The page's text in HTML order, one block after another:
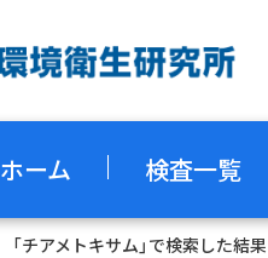
ホーム 検査一覧
「チアメトキサム」で検索した結果